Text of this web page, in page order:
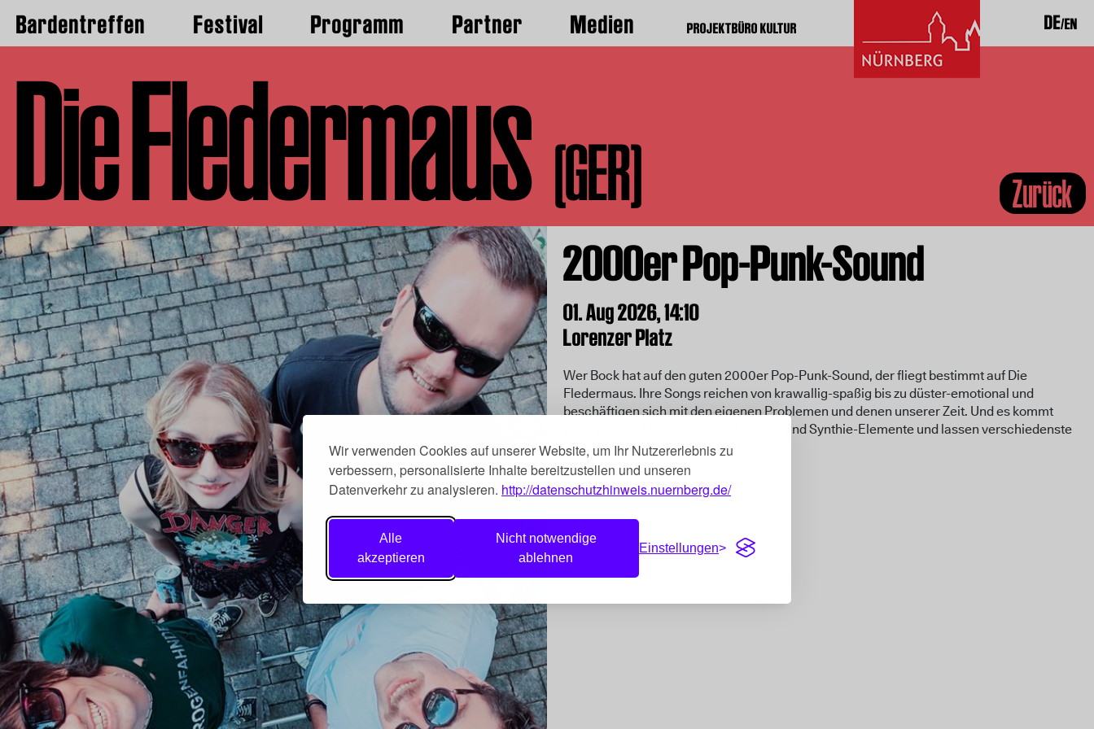
Wir verwenden Cookies auf unserer Website, um Ihr Nutzererlebnis zu
verbessern, personalisierte Inhalte bereitzustellen und unseren
Datenverkehr zu analysieren. http://datenschutzhinweis.nuernberg.de/
Alle
akzeptieren
Nicht notwendige
ablehnen
Einstellungen
PROJEKTBÜRO KULTUR
Bardentreffen Festival Programm Partner Medien DE EN
Die Fledermaus (GER) Zurück
2000er Pop-Punk-Sound
01. Aug 2026,14:10
Lorenzer Platz
Wer Bock hat auf den guten 2000er Pop-Punk-Sound, der fliegt bestimmt auf Die
Fledermaus. Ihre Songs reichen von krawallig-spaßig bis zu düster-emotional und
beschäftigen sich mit den eigenen Problemen und denen unserer Zeit. Und es kommt
noch besser: Sie nutzen auch Electro- und Synthie-Elemente und lassen verschiedenste
Genres in ihre Songs einfließen.